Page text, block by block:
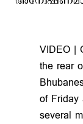
VIDEO |
the rear
of Friday
several